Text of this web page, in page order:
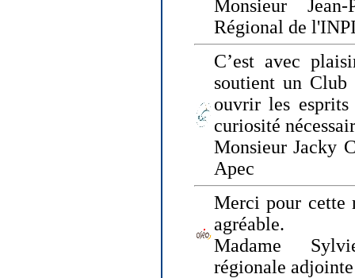
Monsieur
Régional de
C’est avec
soutient un Club
ouvrir les
curiosité
Monsieur Jacky
Apec
Merci pour cette
agréable.
Madame
régionale